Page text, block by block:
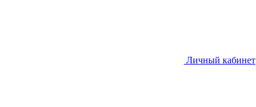
Личный кабинет